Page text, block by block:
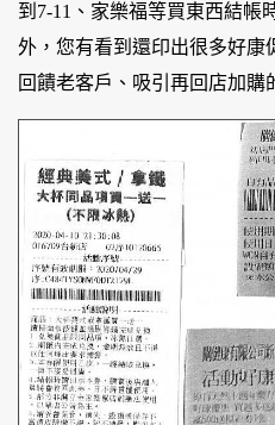
到7-11、家樂福等買東西結帳
外，您有看到還印出很多好康
回饋老客戶、吸引再回店加購